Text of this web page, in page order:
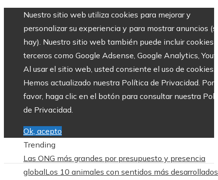
Nuestro sitio web utiliza cookies para mejorar y
personalizar su experiencia y para mostrar anuncios
hay). Nuestro sitio web también puede incluir cookies
terceros como Google Adsense, Google Analytics,
Al usar el sitio web, usted consiente el uso de cookies.
Hemos actualizado nuestra Política de Privacidad. Por
favor, haga clic en el botón para consultar nuestra
de Privacidad.
Ok, acepto
Trending
Las ONG más grandes por presupuesto y presencia
globalLos 10 animales con sentidos más desarrollados